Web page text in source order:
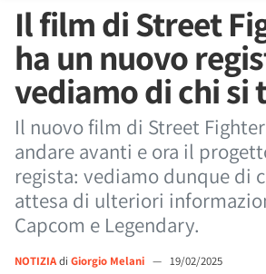
Il film di Street
ha un nuovo
vediamo di chi si
Il nuovo film di Street
andare avanti e ora il
regista: vediamo dunque di
attesa di ulteriori
Capcom e Legendary.
NOTIZIAdi Giorgio Melani — 19/02/2025